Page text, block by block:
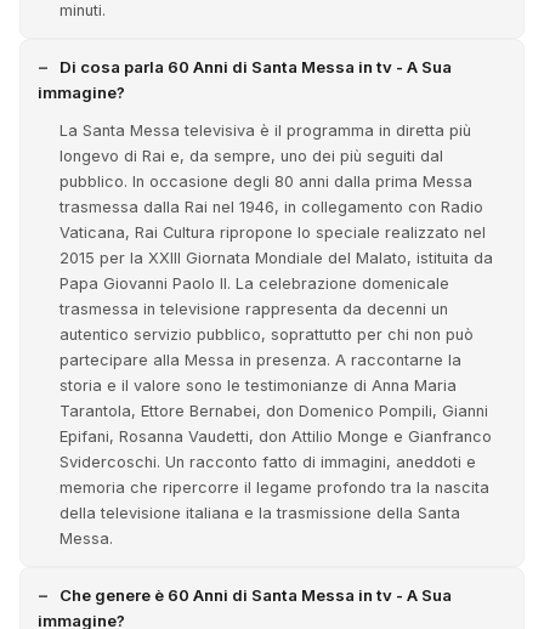
minuti.
Di cosa parla 60 Anni di Santa Messa in tv - A Sua
immagine?
La Santa Messa televisiva è il programma in diretta più
longevo di Rai e, da sempre, uno dei più seguiti dal
pubblico. In occasione degli 80 anni dalla prima Messa
trasmessa dalla Rai nel 1946, in collegamento con Radio
Vaticana, Rai Cultura ripropone lo speciale realizzato nel
2015 per la XXIII Giornata Mondiale del Malato, istituita da
Papa Giovanni Paolo II. La celebrazione domenicale
trasmessa in televisione rappresenta da decenni un
autentico servizio pubblico, soprattutto per chi non può
partecipare alla Messa in presenza. A raccontarne la
storia e il valore sono le testimonianze di Anna Maria
Tarantola, Ettore Bernabei, don Domenico Pompili, Gianni
Epifani, Rosanna Vaudetti, don Attilio Monge e Gianfranco
Svidercoschi. Un racconto fatto di immagini, aneddoti e
memoria che ripercorre il legame profondo tra la nascita
della televisione italiana e la trasmissione della Santa
Messa.
Che genere è 60 Anni di Santa Messa in tv - A Sua
immagine?